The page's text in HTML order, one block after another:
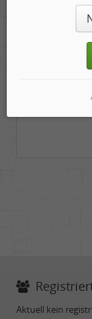
Soho
Ihr einziges
500 Stück.
Aktuell kein